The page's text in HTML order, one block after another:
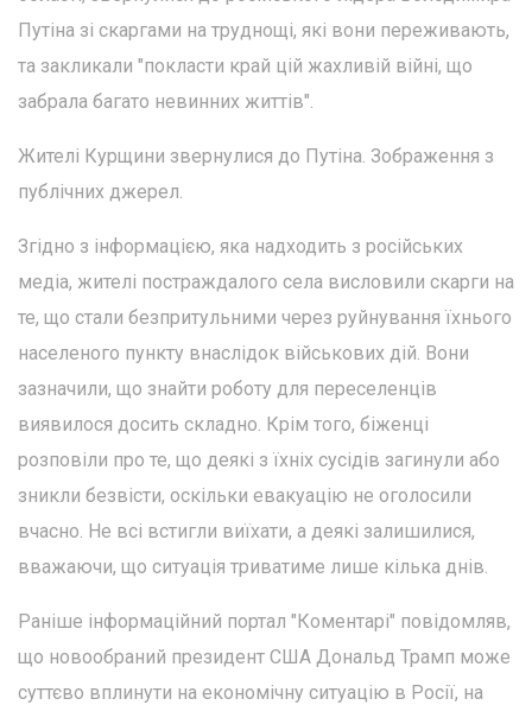
Путіна зі скаргами на труднощі, які вони переживають,
та закликали "покласти край цій жахливій війні, що
забрала багато невинних життів".
Жителі Курщини звернулися до Путіна. Зображення з
публічних джерел.
Згідно з інформацією, яка надходить з російських
медіа, жителі постраждалого села висловили скарги на
те, що стали безпритульними через руйнування їхнього
населеного пункту внаслідок військових дій. Вони
зазначили, що знайти роботу для переселенців
виявилося досить складно. Крім того, біженці
розповіли про те, що деякі з їхніх сусідів загинули або
зникли безвісти, оскільки евакуацію не оголосили
вчасно. Не всі встигли виїхати, а деякі залишилися,
вважаючи, що ситуація триватиме лише кілька днів.
Раніше інформаційний портал "Коментарі" повідомляв,
що новообраний президент США Дональд Трамп може
суттєво вплинути на економічну ситуацію в Росії, на